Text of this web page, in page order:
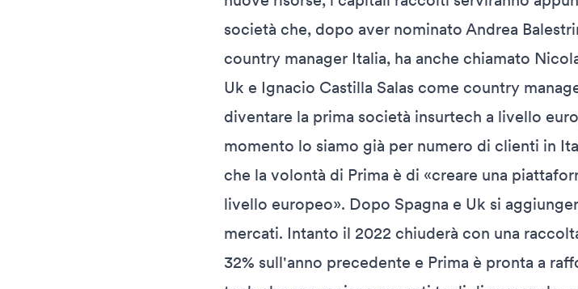
società che, dopo aver nominato Andrea
country manager Italia, ha anche chiamato
Uk e Ignacio Castilla Salas come country
diventare la prima società insurtech a livello
momento lo siamo già per numero di clienti in
che la volontà di Prima è di «creare una
livello europeo». Dopo Spagna e Uk si
mercati. Intanto il 2022 chiuderà con una
32% sull'anno precedente e Prima è pronta a